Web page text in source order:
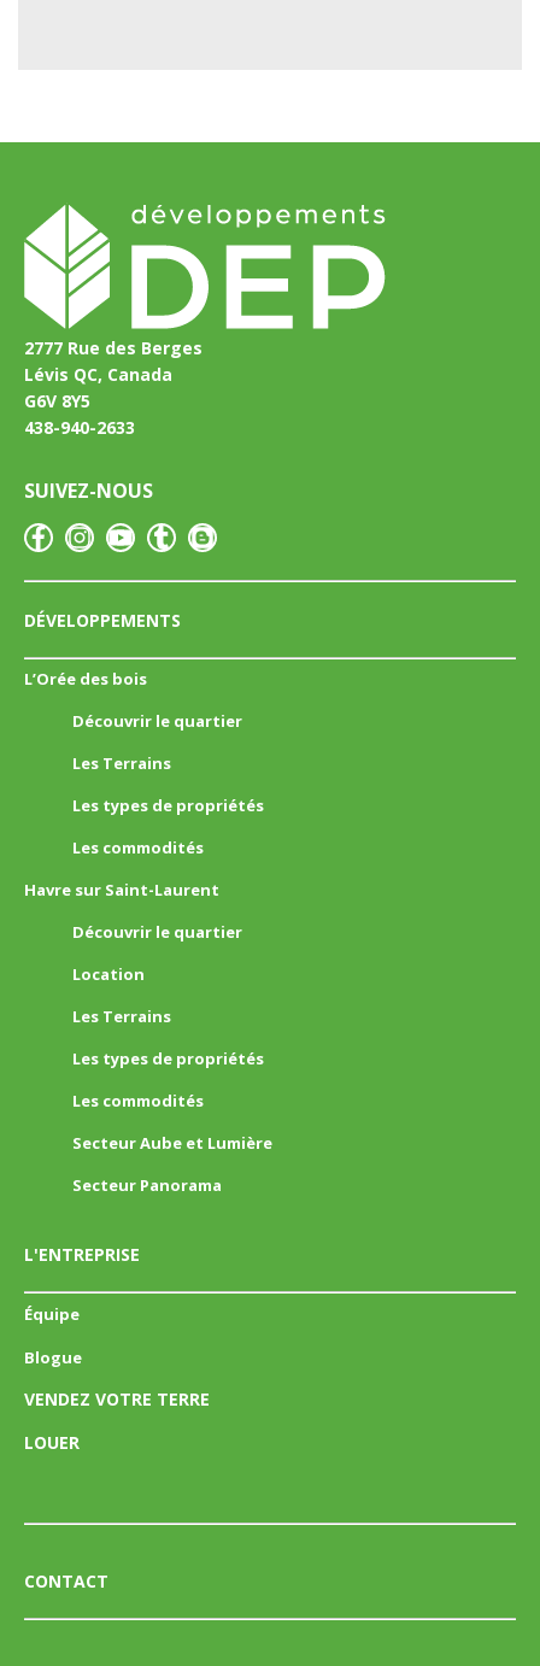
2777 Rue des Berges
Lévis QC, Canada
G6V 8Y5
438-940-2633
SUIVEZ-NOUS
DÉVELOPPEMENTS
L’Orée des bois
Découvrir le quartier
Les Terrains
Les types de propriétés
Les commodités
Havre sur Saint-Laurent
Découvrir le quartier
Location
Les Terrains
Les types de propriétés
Les commodités
Secteur Aube et Lumière
Secteur Panorama
L'ENTREPRISE
Équipe
Blogue
VENDEZ VOTRE TERRE
LOUER
CONTACT